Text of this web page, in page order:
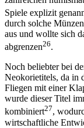
Spiele explizit
durch solche
aus und wollte sich
abgrenzen26.
Noch beliebter bei
Neokorietitels, da in
Fliegen mit einer
wurde dieser Titel
kombiniert27,
wirtschaftliche